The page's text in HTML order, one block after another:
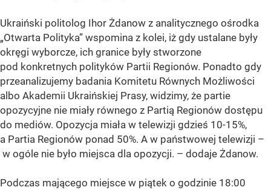
Ukraiński politolog Ihor Żdanow z analitycznego ośrodka
„Otwarta Polityka” wspomina z kolei, iż gdy ustalane były
okręgi wyborcze, ich granice były stworzone
pod konkretnych polityków Partii Regionów. Ponadto gdy
przeanalizujemy badania Komitetu Równych Możliwości
albo Akademii Ukraińskiej Prasy, widzimy, że partie
opozycyjne nie miały równego z Partią Regionów dostępu
do mediów. Opozycja miała w telewizji gdzieś 10-15%,
a Partia Regionów ponad 50%. A w państwowej telewizji –
w ogóle nie było miejsca dla opozycji. – dodaje Żdanow.
Podczas mającego miejsce w piątek o godzinie 18:00